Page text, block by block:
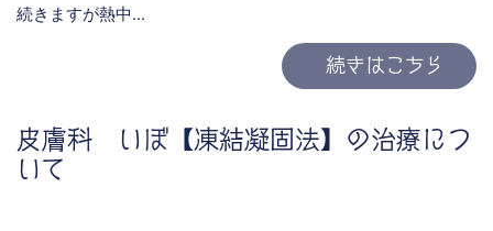
続きますが熱中...
続きはこちら
皮膚科 いぼ【凍結凝固法】の治療につ
いて